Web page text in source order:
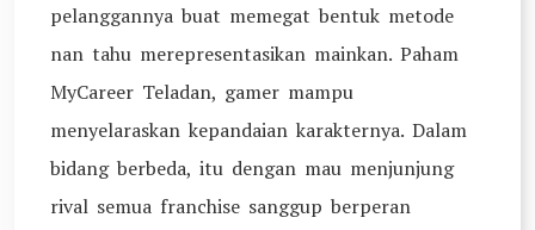
pelanggannya buat memegat bentuk metode
nan tahu merepresentasikan mainkan. Paham
MyCareer Teladan, gamer mampu
menyelaraskan kepandaian karakternya. Dalam
bidang berbeda, itu dengan mau menjunjung
rival semua franchise sanggup berperan